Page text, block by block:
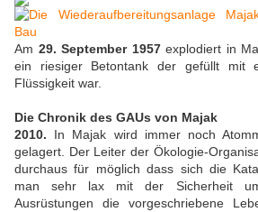
Am 29. September 1957explodiert in
ein riesiger Betontank der gefüllt mit
Flüssigkeit war.
Die Chronik des GAUs von Majak
2010. In Majak wird immer noch
gelagert. Der Leiter der Ökologie-
durchaus für möglich dass sich die
man sehr lax mit der Sicherheit
Ausrüstungen die vorgeschriebene